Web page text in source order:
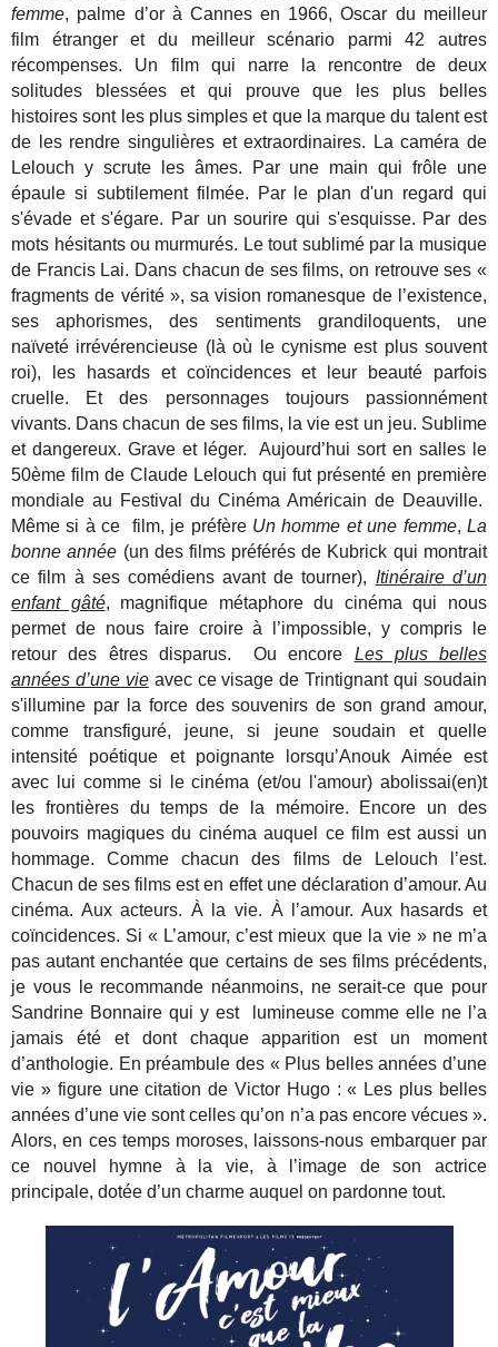
femme, palme d’or à Cannes en 1966, Oscar du meilleur
film étranger et du meilleur scénario parmi 42 autres
récompenses. Un film qui narre la rencontre de deux
solitudes blessées et qui prouve que les plus belles
histoires sont les plus simples et que la marque du talent est
de les rendre singulières et extraordinaires. La caméra de
Lelouch y scrute les âmes. Par une main qui frôle une
épaule si subtilement filmée. Par le plan d'un regard qui
s'évade et s'égare. Par un sourire qui s'esquisse. Par des
mots hésitants ou murmurés. Le tout sublimé par la musique
de Francis Lai. Dans chacun de ses films, on retrouve ses «
fragments de vérité », sa vision romanesque de l’existence,
ses aphorismes, des sentiments grandiloquents, une
naïveté irrévérencieuse (là où le cynisme est plus souvent
roi), les hasards et coïncidences et leur beauté parfois
cruelle. Et des personnages toujours passionnément
vivants. Dans chacun de ses films, la vie est un jeu. Sublime
et dangereux. Grave et léger. Aujourd’hui sort en salles le
50ème film de Claude Lelouch qui fut présenté en première
mondiale au Festival du Cinéma Américain de Deauville.
Même si à ce film, je préfère Un homme et une femme, La
bonne année (un des films préférés de Kubrick qui montrait
ce film à ses comédiens avant de tourner), Itinéraire d’un
enfant gâté, magnifique métaphore du cinéma qui nous
permet de nous faire croire à l’impossible, y compris le
retour des êtres disparus. Ou encore Les plus belles
années d’une vie avec ce visage de Trintignant qui soudain
s'illumine par la force des souvenirs de son grand amour,
comme transfiguré, jeune, si jeune soudain et quelle
intensité poétique et poignante lorsqu’Anouk Aimée est
avec lui comme si le cinéma (et/ou l'amour) abolissai(en)t
les frontières du temps de la mémoire. Encore un des
pouvoirs magiques du cinéma auquel ce film est aussi un
hommage. Comme chacun des films de Lelouch l’est.
Chacun de ses films est en effet une déclaration d’amour. Au
cinéma. Aux acteurs. À la vie. À l’amour. Aux hasards et
coïncidences. Si « L’amour, c’est mieux que la vie » ne m’a
pas autant enchantée que certains de ses films précédents,
je vous le recommande néanmoins, ne serait-ce que pour
Sandrine Bonnaire qui y est lumineuse comme elle ne l’a
jamais été et dont chaque apparition est un moment
d’anthologie. En préambule des « Plus belles années d’une
vie » figure une citation de Victor Hugo : « Les plus belles
années d’une vie sont celles qu’on n’a pas encore vécues ».
Alors, en ces temps moroses, laissons-nous embarquer par
ce nouvel hymne à la vie, à l’image de son actrice
principale, dotée d’un charme auquel on pardonne tout.